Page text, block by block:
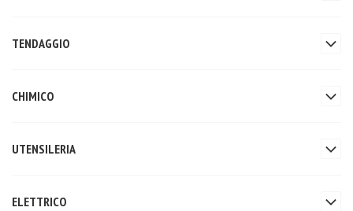
TENDAGGIO
CHIMICO
UTENSILERIA
ELETTRICO